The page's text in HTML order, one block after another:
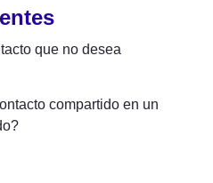
que no desea
compartido en un